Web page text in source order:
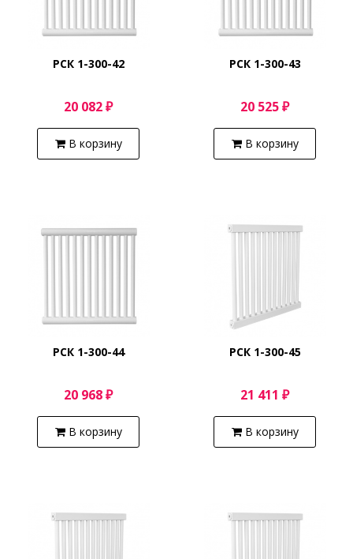
РСК 1-300-42
20 082 ₽
В корзину
РСК 1-300-43
20 525 ₽
В корзину
РСК 1-300-44
20 968 ₽
В корзину
РСК 1-300-45
21 411 ₽
В корзину